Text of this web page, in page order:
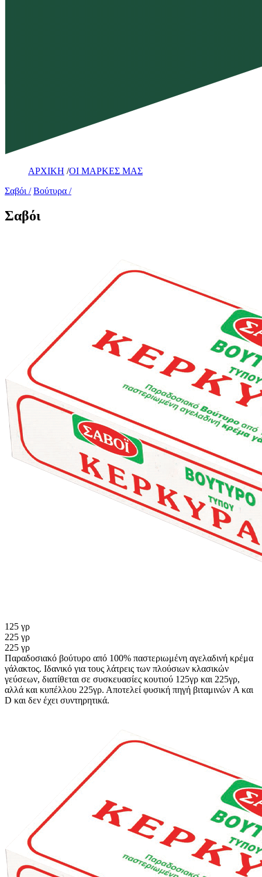
ΑΡΧΙΚΗ /ΟΙ ΜΑΡΚΕΣ ΜΑΣ
Σαβόι
Βούτυρα
Σαβόι
125 γρ
225 γρ
225 γρ
Παραδοσιακό βούτυρο από 100% παστεριωμένη αγελαδινή κρέμα
γάλακτος. Ιδανικό για τους λάτρεις των πλούσιων κλασικών
γεύσεων, διατίθεται σε συσκευασίες κουτιού 125γρ και 225γρ,
αλλά και κυπέλλου 225γρ. Αποτελεί φυσική πηγή βιταμινών A και
D και δεν έχει συντηρητικά.